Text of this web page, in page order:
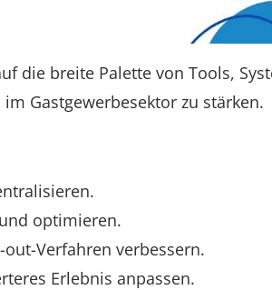
die breite Palette von Tools,
Gastgewerbesektor zu stärken.
optimieren.
out-Verfahren verbessern.
Erlebnis anpassen.